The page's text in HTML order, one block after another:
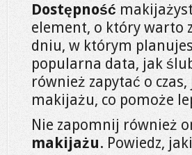
Dostępność
element, o który warto
dniu, w którym
popularna data, jak
również zapytać o
makijażu, co pomoże
Nie zapomnij również
makijażu. Powiedz,